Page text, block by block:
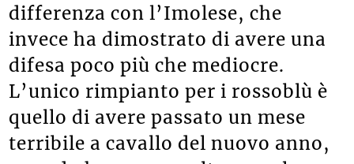
differenza con l’Imolese, che
invece ha dimostrato di avere una
difesa poco più che mediocre.
L’unico rimpianto per i rossoblù è
quello di avere passato un mese
terribile a cavallo del nuovo anno,